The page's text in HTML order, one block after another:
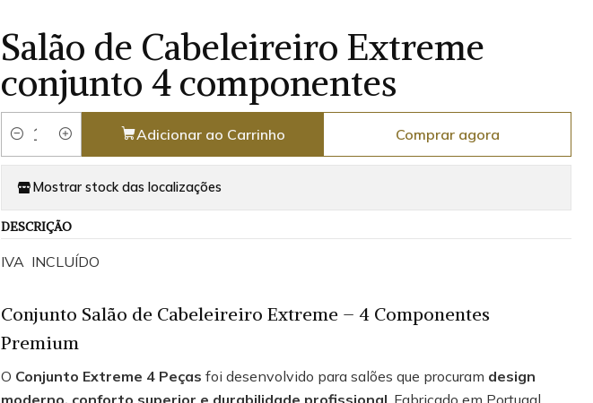
Salão de Cabeleireiro Extreme
conjunto 4 componentes
Quantidade
Adicionar ao Carrinho Comprar agora
Mostrar stock das localizações
DESCRIÇÃO
IVA INCLUÍDO
Conjunto Salão de Cabeleireiro Extreme – 4 Componentes
Premium
O Conjunto Extreme 4 Peças foi desenvolvido para salões que procuram design
moderno, conforto superior e durabilidade profissional . Fabricado em Portugal,